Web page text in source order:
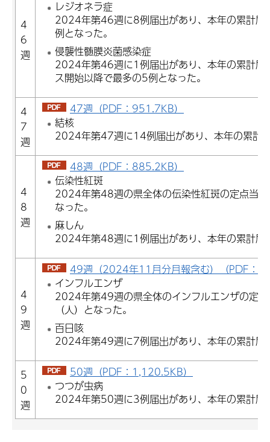
4
6
週
レジオネラ症
2024年第46週に8例届出があり、本年の累計
例となった。
侵襲性髄膜炎菌感染症
2024年第46週に1例届出があり、本年の累計届
ス開始以降で最多の5例となった。
4
7
週
47週（PDF：951.7KB）
結核
2024年第47週に14例届出があり、本年の累計
4
8
週
48週（PDF：885.2KB）
伝染性紅斑
2024年第48週の県全体の伝染性紅斑の定点当
なった。
麻しん
2024年第48週に1例届出があり、本年の累計届
4
9
週
49週（2024年11月分月報含む）（PDF：
インフルエンザ
2024年第49週の県全体のインフルエンザの定
（人）となった。
百日咳
2024年第49週に7例届出があり、本年の累計届
5
0
週
50週（PDF：1,120.5KB）
つつが虫病
2024年第50週に3例届出があり、本年の累計届